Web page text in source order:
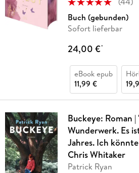
Buch (gebunden)
Sofort lieferbar
24,00 €*
eBook epub
11,99 €
Buckeye: Roman
Wunderwerk. Es
Jahres. Ich
Chris Whitaker
Patrick Ryan